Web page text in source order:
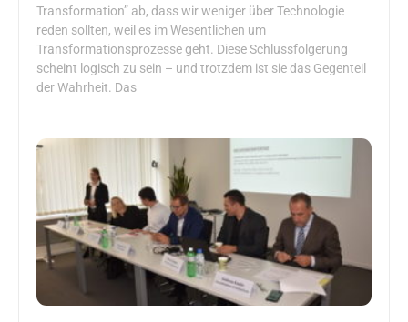
Transformation” ab, dass wir weniger über Technologie
reden sollten, weil es im Wesentlichen um
Transformationsprozesse geht. Diese Schlussfolgerung
scheint logisch zu sein – und trotzdem ist sie das Gegenteil
der Wahrheit. Das